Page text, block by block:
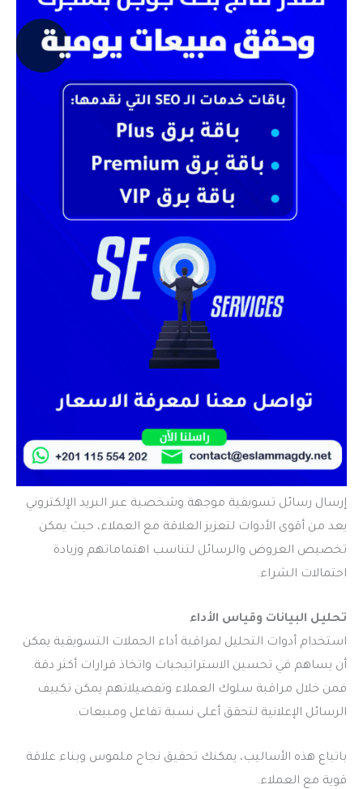
إرسال رسائل تسويقية موجهة وشخصية عبر البريد الإلكتروني
يعد من أقوى الأدوات لتعزيز العلاقة مع العملاء، حيث يمكن
تخصيص العروض والرسائل لتناسب اهتماماتهم وزيادة
احتمالات الشراء.
تحليل البيانات وقياس الأداء
استخدام أدوات التحليل لمراقبة أداء الحملات التسويقية يمكن
أن يساهم في تحسين الاستراتيجيات واتخاذ قرارات أكثر دقة.
فمن خلال مراقبة سلوك العملاء وتفضيلاتهم يمكن تكييف
الرسائل الإعلانية لتحقق أعلى نسبة تفاعل ومبيعات.
باتباع هذه الأساليب، يمكنك تحقيق نجاح ملموس وبناء علاقة
قوية مع العملاء.